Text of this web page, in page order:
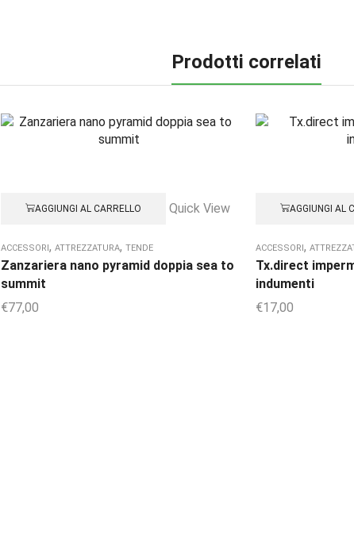
Prodotti correlati
AGGIUNGI AL CARRELLO Quick View
ACCESSORI, ATTREZZATURA, TENDE
Zanzariera nano pyramid doppia sea to
summit
€77,00
AGGIUNGI AL
ACCESSORI,
Tx.direct
indumenti
€17,00